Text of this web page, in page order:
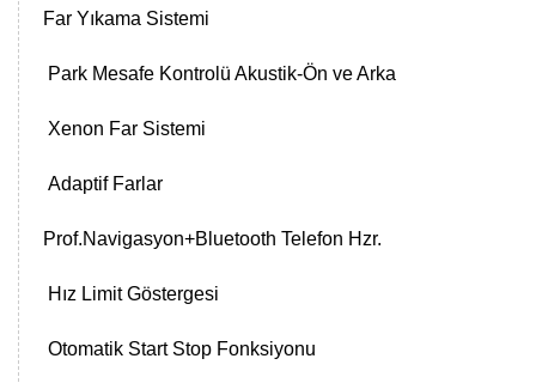
Far Yıkama Sistemi
Park Mesafe Kontrolü Akustik-Ön ve Arka
Xenon Far Sistemi
Adaptif Farlar
Prof.Navigasyon+Bluetooth Telefon Hzr.
Hız Limit Göstergesi
Otomatik Start Stop Fonksiyonu